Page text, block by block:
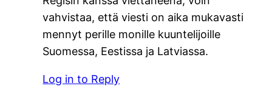
vahvistaa, että viesti on aika mukavasti
mennyt perille monille kuuntelijoille
Suomessa, Eestissa ja Latviassa.
Log in to Reply